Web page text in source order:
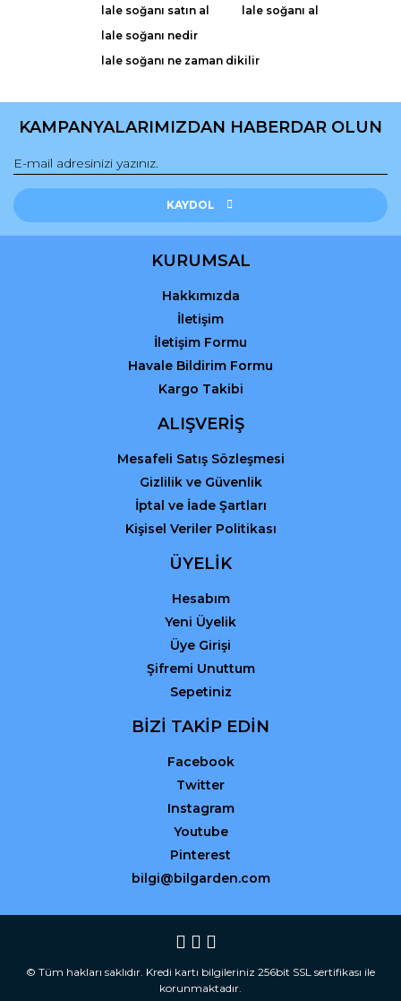
Bu ürüne ilk yorumu siz yapın!
Yorum Yaz
kullanarak tarafımıza iletebilirsiniz.
Görüş ve önerileriniz için teşekkür ederiz.
Ürün açıklamasında eksik bilgiler bulunuyor.
Ürün bilgilerinde hatalar bulunuyor.
Bu ürüne benzer farklı alternatifler olmalı.
Gönder
lale soğanı satın al
lale soğanı al
lale soğanı nedir
lale soğanı ne zaman dikilir
KAMPANYALARIMIZDAN HABERDAR OLUN
KAYDOL
KURUMSAL
Hakkımızda
İletişim
İletişim Formu
Havale Bildirim Formu
Kargo Takibi
ALIŞVERİŞ
Mesafeli Satış Sözleşmesi
Gizlilik ve Güvenlik
İptal ve İade Şartları
Kişisel Veriler Politikası
ÜYELİK
Hesabım
Yeni Üyelik
Üye Girişi
Şifremi Unuttum
Sepetiniz
BİZİ TAKİP EDİN
Facebook
Twitter
Instagram
Youtube
Pinterest
bilgi@bilgarden.com
© Tüm hakları saklıdır. Kredi kartı bilgileriniz 256bit SSL sertifikası ile
korunmaktadır.